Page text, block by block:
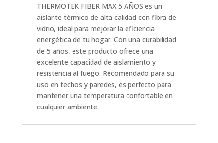
THERMOTEK FIBER MAX 5 AÑOS es un
aislante térmico de alta calidad con fibra de
vidrio, ideal para mejorar la eficiencia
energética de tu hogar. Con una durabilidad
de 5 años, este producto ofrece una
excelente capacidad de aislamiento y
resistencia al fuego. Recomendado para su
uso en techos y paredes, es perfecto para
mantener una temperatura confortable en
cualquier ambiente.